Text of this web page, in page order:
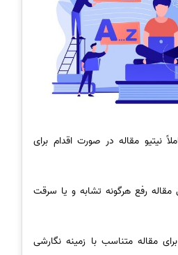
نیتیو مقاله در صورت اقدام برای
مقاله رفع هرگونه تشابه و یا سرقت
مقاله متناسب با زمینه نگارشی